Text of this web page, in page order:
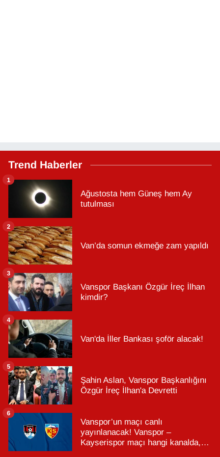
Trend Haberler
Ağustosta hem Güneş hem Ay
tutulması
1
Van’da somun ekmeğe zam yapıldı
2
Vanspor Başkanı Özgür İreç İlhan
kimdir?
3
Van'da İller Bankası şoför alacak!
4
Şahin Aslan, Vanspor Başkanlığını
Özgür İreç İlhan'a Devretti
5
Vanspor’un maçı canlı
yayınlanacak! Vanspor –
Kayserispor maçı hangi kanalda,
6